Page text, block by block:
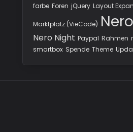
farbe Foren jQuery Layout
Marktplatz (VieCode) Nero
Nero Night Paypal Rahmen
smartbox Spende Theme